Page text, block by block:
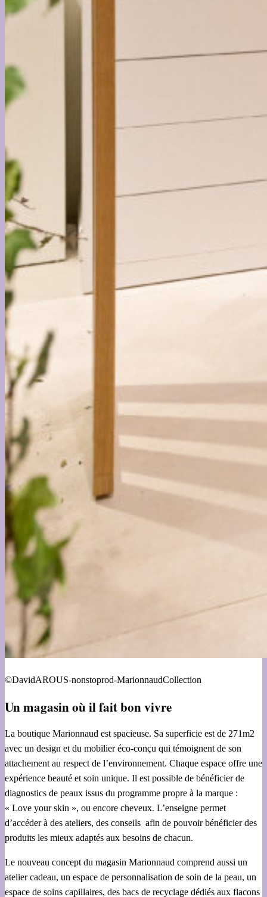
©DavidAROUS-nonstoprod-MarionnaudCollection
Un magasin où il fait bon vivre
La boutique Marionnaud est spacieuse. Sa superficie est de 271m2
avec un design et du mobilier éco-conçu qui témoignent de son
attachement au respect de l’environnement. Chaque espace offre une
expérience beauté et soin unique. Il est possible de bénéficier de
diagnostics de peaux issus du programme propre à la marque :
« Love your skin », ou encore cheveux. L’enseigne permet
d’accéder à des ateliers, des conseils afin de pouvoir bénéficier des
produits les mieux adaptés aux besoins de chacun.
Le nouveau concept du magasin Marionnaud comprend aussi un
atelier cadeau, un espace de personnalisation de soin de la peau, un
espace de soins capillaires, des bacs de recyclage dédiés aux flacons